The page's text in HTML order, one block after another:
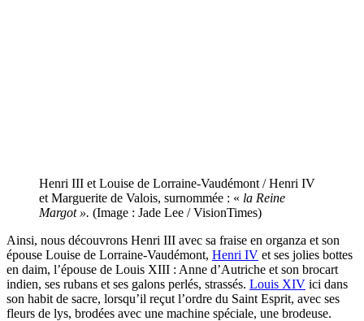
Henri III et Louise de Lorraine-Vaudémont / Henri IV
et Marguerite de Valois, surnommée : « la Reine
Margot ». (Image : Jade Lee / VisionTimes)
Ainsi, nous découvrons Henri III avec sa fraise en organza et son
épouse Louise de Lorraine-Vaudémont, Henri IV et ses jolies bottes
en daim, l’épouse de Louis XIII : Anne d’Autriche et son brocart
indien, ses rubans et ses galons perlés, strassés. Louis XIV ici dans
son habit de sacre, lorsqu’il reçut l’ordre du Saint Esprit, avec ses
fleurs de lys, brodées avec une machine spéciale, une brodeuse.